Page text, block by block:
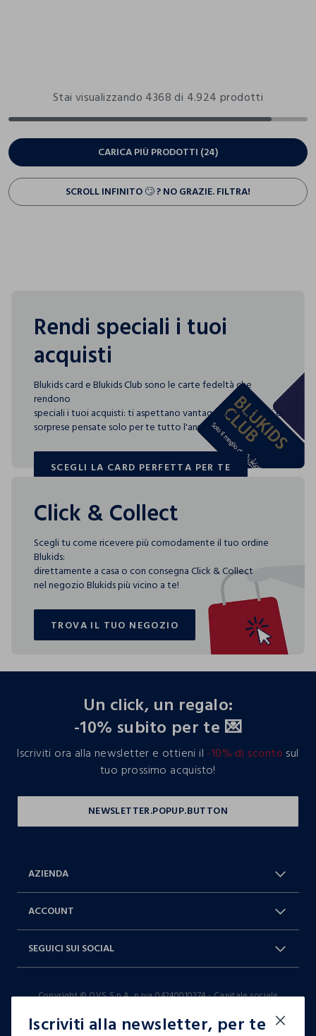
Stai visualizzando 4368 di 4.924 prodotti
CARICA PIÙ PRODOTTI (24)
SCROLL INFINITO 🙄 ? NO GRAZIE. FILTRA!
Rendi speciali i tuoi
acquisti
Blukids card e Blukids Club sono le carte fedeltà che
rendono
speciali i tuoi acquisti: ti aspettano vantaggi, promozioni e
sorprese pensate solo per te tutto l'anno!
SCEGLI LA CARD PERFETTA PER TE
SCEGLI LA CARD PERFETTA PER TE
Click & Collect
Scegli tu come ricevere più comodamente il tuo ordine
Blukids:
direttamente a casa o con consegna Click & Collect
nel negozio Blukids più vicino a te!
TROVA IL TUO NEGOZIO
TROVA IL TUO NEGOZIO
Iscriviti alla newsletter, per te
Un click, un regalo:
-10% subito per te 💌
Iscriviti ora alla newsletter e ottieni il -10% di sconto sul
tuo prossimo acquisto!
AZIENDA
Dichiarazione accessibilità
ACCOUNT
9-17)
SEGUICI SUI SOCIAL
TikTok
Copyright © OVS S.p.A, p.iva 04240010274 - Capitale sociale
it |italiano